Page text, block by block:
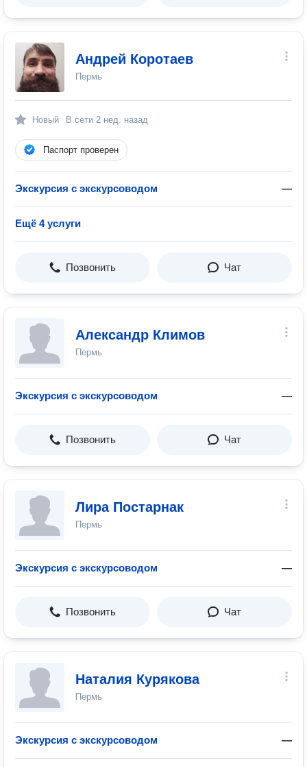
Андрей Коротаев
Пермь
Новый В сети 2 нед. назад
Паспорт проверен
Экскурсия с экскурсоводом —
Ещё 4 услуги
Позвонить Чат
Александр Климов
Пермь
Экскурсия с экскурсоводом —
Позвонить Чат
Лира Постарнак
Пермь
Экскурсия с экскурсоводом —
Позвонить Чат
Наталия Курякова
Пермь
Экскурсия с экскурсоводом —